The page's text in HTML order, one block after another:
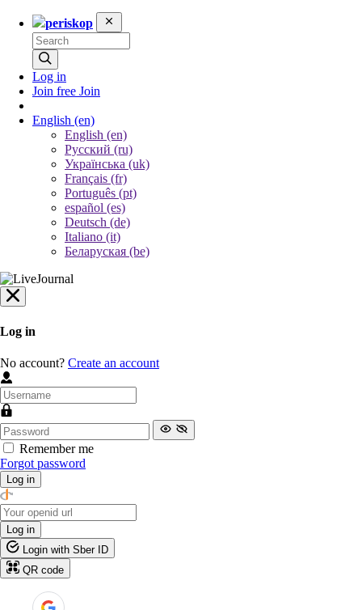
periskop
Log in
Join free Join
English (en)
English (en)
Русский (ru)
Українська (uk)
Français (fr)
Português (pt)
español (es)
Deutsch (de)
Italiano (it)
Беларуская (be)
Log in
No account? Create an account
Remember me
Forgot password
Log in
Log in
Login with Sber ID
QR code